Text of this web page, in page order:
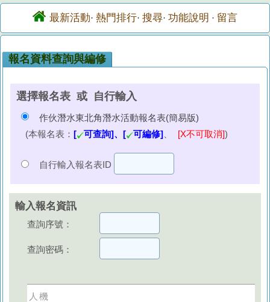
最新活動· 熱門排行· 搜尋· 功能說明 · 留言
報名資料查詢與編修
選擇報名表 或 自行輸入
作伙潛水東北角潛水活動報名表(簡易版)
(本報名表： [ 可查詢]、[ 可編修] [X不可取消])
自行輸入報名表ID
輸入報名資訊
查詢序號：
查詢密碼：
人機